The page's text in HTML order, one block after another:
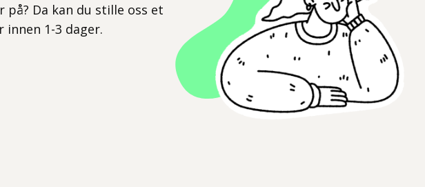
Da kan du stille oss et
innen 1-3 dager.